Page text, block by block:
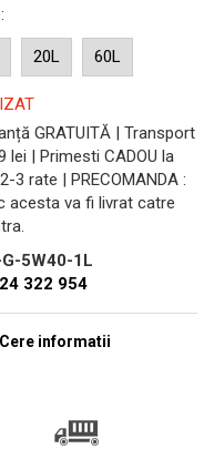
:
20L 60L
GRATUITĂ | Transport
lei | Primesti CADOU la
3 rate | PRECOMANDA :
acesta va fi livrat catre
5W40-1L
322 954
Cere informatii